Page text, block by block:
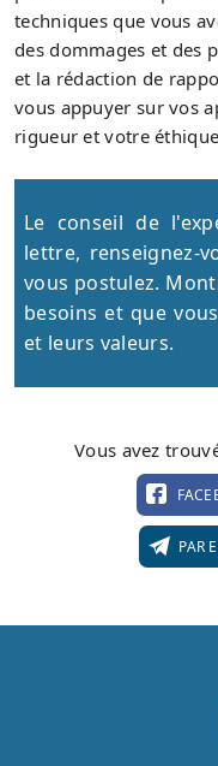
techniques que vous
des dommages et des
et la rédaction de
vous appuyer sur vos
rigueur et votre
Le conseil de
lettre, renseignez-
vous postulez.
besoins et que
et leurs valeurs.
Vous avez
PAR